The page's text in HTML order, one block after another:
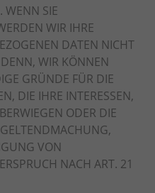
WENN SIE
WIR IHRE
DATEN NICHT
WIR KÖNNEN
GRÜNDE FÜR DIE
DIE IHRE INTERESSEN,
ODER DIE
VON
NACH ART. 21